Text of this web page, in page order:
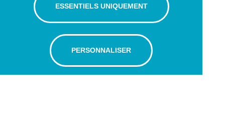
ESSENTIELS UNIQUEMENT
PERSONNALISER